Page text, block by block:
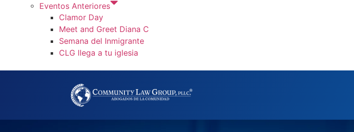
Eventos Anteriores
Clamor Day
Meet and Greet Diana C
Semana del Inmigrante
CLG llega a tu iglesia